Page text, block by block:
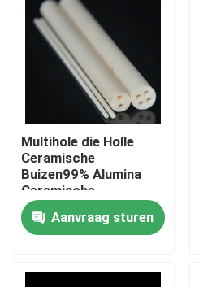
Huis
PRODUCTEN
Multihole die Holle
Ceramische
Buizen99% Alumina
Ceramische
Thermokoppelbuis
isolerenAanvraag sturen